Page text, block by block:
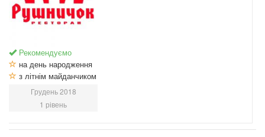
Рекомендуємо
на день народження
з літнім майданчиком
Грудень 2018
1 рівень